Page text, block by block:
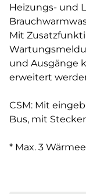
Heizungs- und
Mit
und Ausgänge
erweitert
CSM: Mit
Bus, mit
* Max. 3